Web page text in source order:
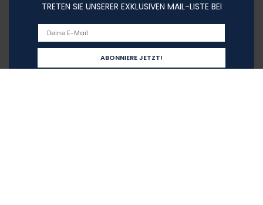
TRETEN SIE UNSERER EXKLUSIVEN MAIL-LISTE BEI